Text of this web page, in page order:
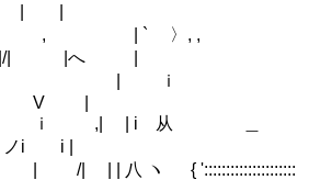
| | |
〉, ,
|へ |
ｉ
|
| i 从 ＿
i i |
ヽ { ':::::::::::::::::::::